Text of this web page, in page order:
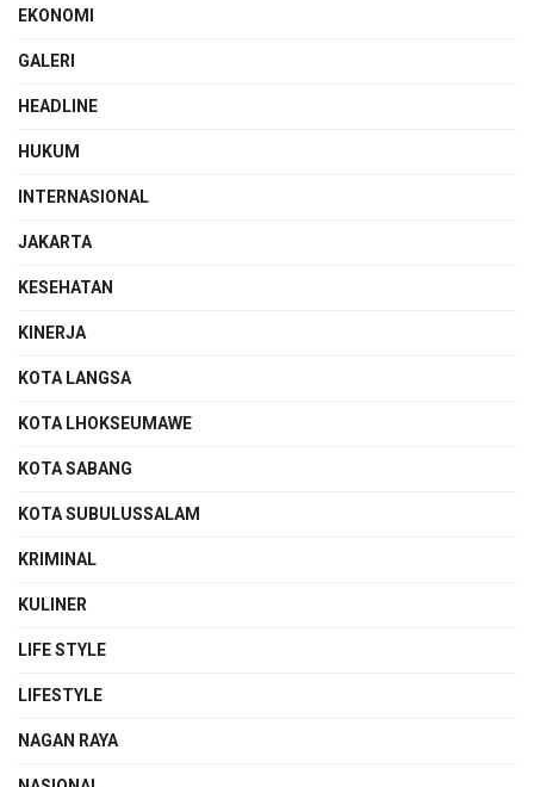
EKONOMI
GALERI
HEADLINE
HUKUM
INTERNASIONAL
JAKARTA
KESEHATAN
KINERJA
KOTA LANGSA
KOTA LHOKSEUMAWE
KOTA SABANG
KOTA SUBULUSSALAM
KRIMINAL
KULINER
LIFE STYLE
LIFESTYLE
NAGAN RAYA